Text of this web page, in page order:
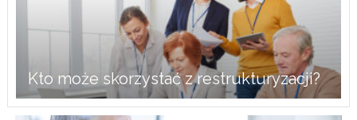
Kto może skorzystać z restrukturyzacji?